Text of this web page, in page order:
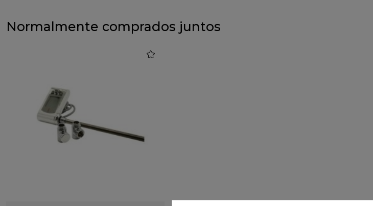
Normalmente comprados juntos